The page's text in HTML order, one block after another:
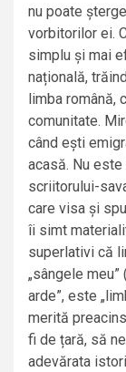
nu poate
vorbitorilor ei.
simplu și mai
națională,
limba
comunitate.
când ești
acasă. Nu
scriitorului-
care visa și
îi simt
superlativi că
„sângele meu”
arde”, este
merită
fi de țară, să
adevărata